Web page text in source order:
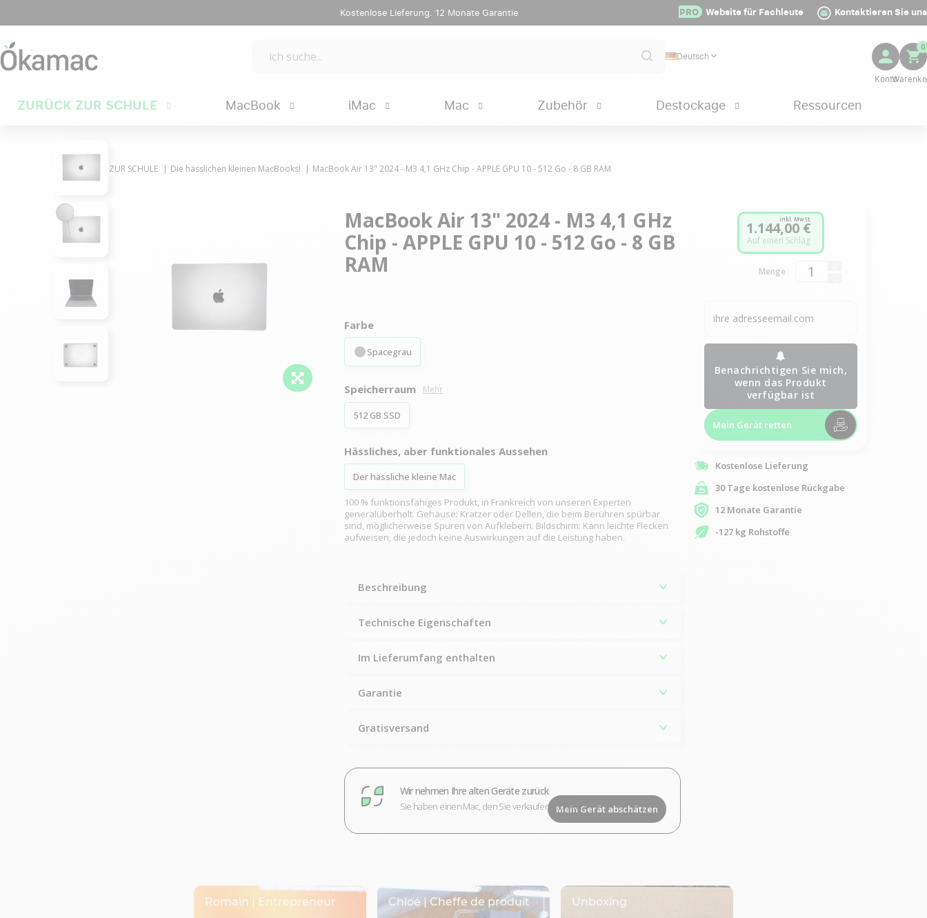
Kostenlose Lieferung. 12 Monate Garantie PRO Website für Fachleute Kontaktieren Sie uns
Deutsch
0
ZURÜCK ZUR SCHULE MacBook iMac Mac Zubehör Destockage Ressourcen
ZURÜCK ZUR SCHULE Die hässlichen kleinen MacBooks! MacBook Air 13" 2024 - M3 4,1 GHz Chip - APPLE GPU 10 - 512 Go - 8 GB RAM
MacBook Air 13" 2024 - M3 4,1 GHz
Chip - APPLE GPU 10 - 512 Go - 8 GB
RAM
Farbe
Spacegrau
Speicherraum Mehr
512 GB SSD
Hässliches, aber funktionales Aussehen
Der hässliche kleine Mac
100 % funktionsfähiges Produkt, in Frankreich von unseren Experten
generalüberholt. Gehäuse: Kratzer oder Dellen, die beim Berühren spürbar
sind, möglicherweise Spuren von Aufklebern. Bildschirm: Kann leichte Flecken
aufweisen, die jedoch keine Auswirkungen auf die Leistung haben.
Beschreibung
Technische Eigenschaften
Im Lieferumfang enthalten
Garantie
Gratisversand
Wir nehmen Ihre alten Geräte zurück
Sie haben einen Mac, den Sie verkaufen möchten?Mein Gerät abschätzen
1.144,00 €
inkl. MwSt.
Auf einen Schlag
Menge
Benachrichtigen Sie mich,
wenn das Produkt
verfügbar ist
Mein Gerät retten
Kostenlose Lieferung
30 Tage kostenlose Rückgabe
12 Monate Garantie
-127 kg Rohstoffe